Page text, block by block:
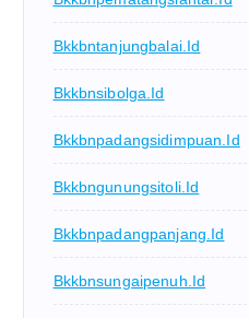
Bkkbntanjungbalai.id
Bkkbnsibolga.id
Bkkbnpadangsidimpuan.id
Bkkbngunungsitoli.id
Bkkbnpadangpanjang.id
Bkkbnsungaipenuh.id